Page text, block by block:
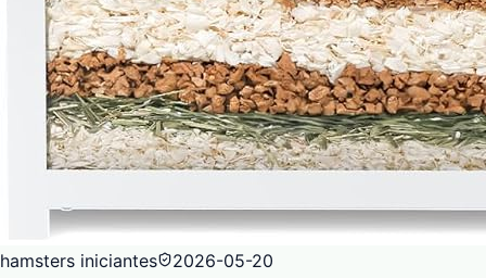
hamsters iniciantes 2026-05-20